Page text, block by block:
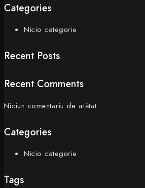
Categories
Nicio categorie
Recent Posts
Recent Comments
Niciun comentariu de arătat.
Categories
Nicio categorie
Tags